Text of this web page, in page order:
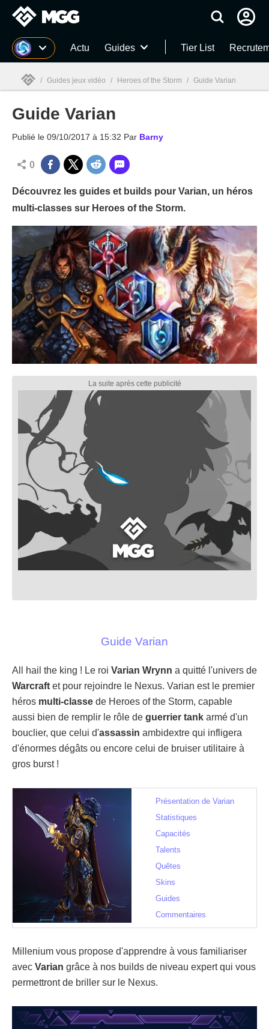
MGG Actu Guides Tier List
MGG
/ Guides jeux vidéo / Heroes of the Storm / Guide Varian
Guide Varian
Publié le 09/10/2017 à 15:32 Par Barny
0
Découvrez les guides et builds pour Varian, un héros
multi-classes sur Heroes of the Storm.
Guide Varian
All hail the king ! Le roi Varian Wrynn a quitté l'univers de
Warcraft et pour rejoindre le Nexus. Varian est le premier
héros multi-classe de Heroes of the Storm, capable
aussi bien de remplir le rôle de guerrier tank armé d'un
bouclier, que celui d'assassin ambidextre qui infligera
d'énormes dégâts ou encore celui de bruiser utilitaire à
gros burst !
Présentation de Varian
Statistiques
Capacités
Talents
Quêtes
Skins
Guides
Commentaires
Millenium vous propose d'apprendre à vous familiariser
avec Varian grâce à nos builds de niveau expert qui vous
permettront de briller sur le Nexus.